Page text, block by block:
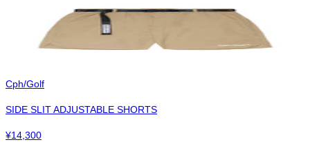
Cph/Golf
SIDE SLIT ADJUSTABLE SHORTS
¥14,300